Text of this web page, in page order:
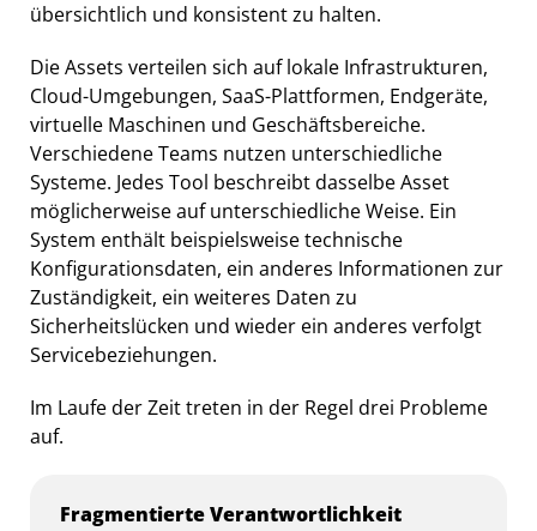
übersichtlich und konsistent zu halten.
Die Assets verteilen sich auf lokale Infrastrukturen,
Cloud-Umgebungen, SaaS-Plattformen, Endgeräte,
virtuelle Maschinen und Geschäftsbereiche.
Verschiedene Teams nutzen unterschiedliche
Systeme. Jedes Tool beschreibt dasselbe Asset
möglicherweise auf unterschiedliche Weise. Ein
System enthält beispielsweise technische
Konfigurationsdaten, ein anderes Informationen zur
Zuständigkeit, ein weiteres Daten zu
Sicherheitslücken und wieder ein anderes verfolgt
Servicebeziehungen.
Im Laufe der Zeit treten in der Regel drei Probleme
auf.
Fragmentierte Verantwortlichkeit